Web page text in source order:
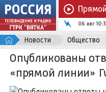
06 авг
Новости Общество
Опубликованы
«прямой линии»